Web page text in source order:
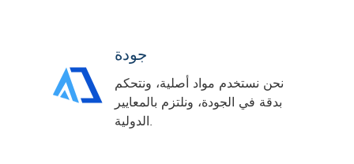
جودة
نحن نستخدم مواد أصلية، ونتحكم
بدقة في الجودة، ونلتزم بالمعايير
الدولية.